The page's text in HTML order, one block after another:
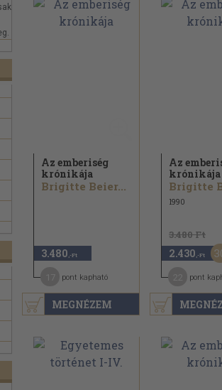
MEGNÉZEM
Az emberiség
krónikája
Brigitte Beier...
3.480 ,-Ft
pont kapható
Az
krónikája
Brigitte
1990
3.480 Ft
2.430 ,-Ft
pont